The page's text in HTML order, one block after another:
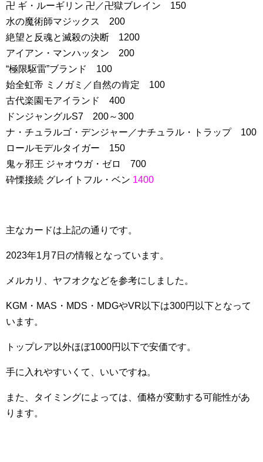
卍 ギ・ルーギリン 卍／卍獄ブレイン 150
水の魔術師マジックス 200
絶望と反魂と滅殺の決断 1200
アイアン・マンハッタン 200
“極限駆雷”ブランド 100
始全虹帝 ミノガミ／自然の肯定 100
古代楽園モアイランド 400
ドンジャングルS7 200～300
ナ・チュラルゴ・デンジャー／ナチュラル・トラップ 100
ロールモデルタイガー 150
鬼ヶ邪王 ジャオウガ・ゼロ 700
砕慄接続 グレイトフル・ベン 1400
主なカードは上記の通りです。
2023年1月7日の情報となっています。
メルカリ、ヤフオクなどを参考にしました。
KGM・MAS・MDS・MDGやVR以下は300円以下となって
います。
トップレア以外ほぼ1000円以下で安価です。
手に入れやすいくて、いいですね。
また、タイミングによっては、価格が変動する可能性があ
ります。